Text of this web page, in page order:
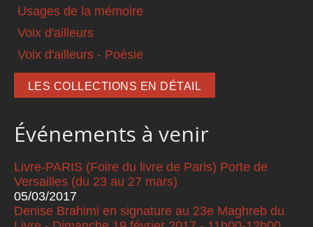
Usages de la mémoire
Voix d'ailleurs
Voix d'ailleurs - Poésie
LES COLLECTIONS EN DÉTAIL
Événements à venir
Livre-PARIS (Foire du livre de Paris) Porte de
Versailles (du 23 au 27 mars)
05/03/2017
Denise Brahimi en signature au 23e Maghreb du